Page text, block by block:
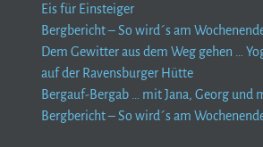
Eis für Einsteiger
Bergbericht – So wird´s am
Dem Gewitter aus dem Weg gehen …
auf der Ravensburger Hütte
Bergauf-Bergab … mit Jana, Georg und
Bergbericht – So wird´s am